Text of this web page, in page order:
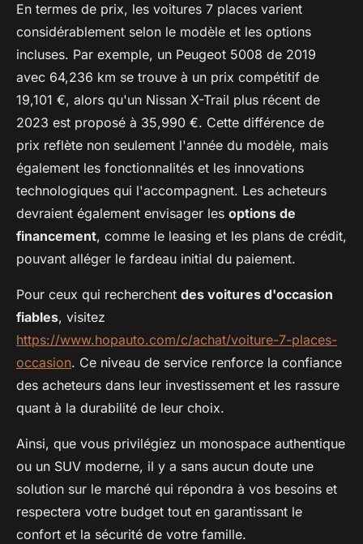
En termes de prix, les voitures 7 places varient
considérablement selon le modèle et les options
incluses. Par exemple, un Peugeot 5008 de 2019
avec 64,236 km se trouve à un prix compétitif de
19,101 €, alors qu'un Nissan X-Trail plus récent de
2023 est proposé à 35,990 €. Cette différence de
prix reflète non seulement l'année du modèle, mais
également les fonctionnalités et les innovations
technologiques qui l'accompagnent. Les acheteurs
devraient également envisager les options de
financement, comme le leasing et les plans de crédit,
pouvant alléger le fardeau initial du paiement.
Pour ceux qui recherchent des voitures d'occasion
fiables, visitez
https://www.hopauto.com/c/achat/voiture-7-places-
occasion. Ce niveau de service renforce la confiance
des acheteurs dans leur investissement et les rassure
quant à la durabilité de leur choix.
Ainsi, que vous privilégiez un monospace authentique
ou un SUV moderne, il y a sans aucun doute une
solution sur le marché qui répondra à vos besoins et
respectera votre budget tout en garantissant le
confort et la sécurité de votre famille.